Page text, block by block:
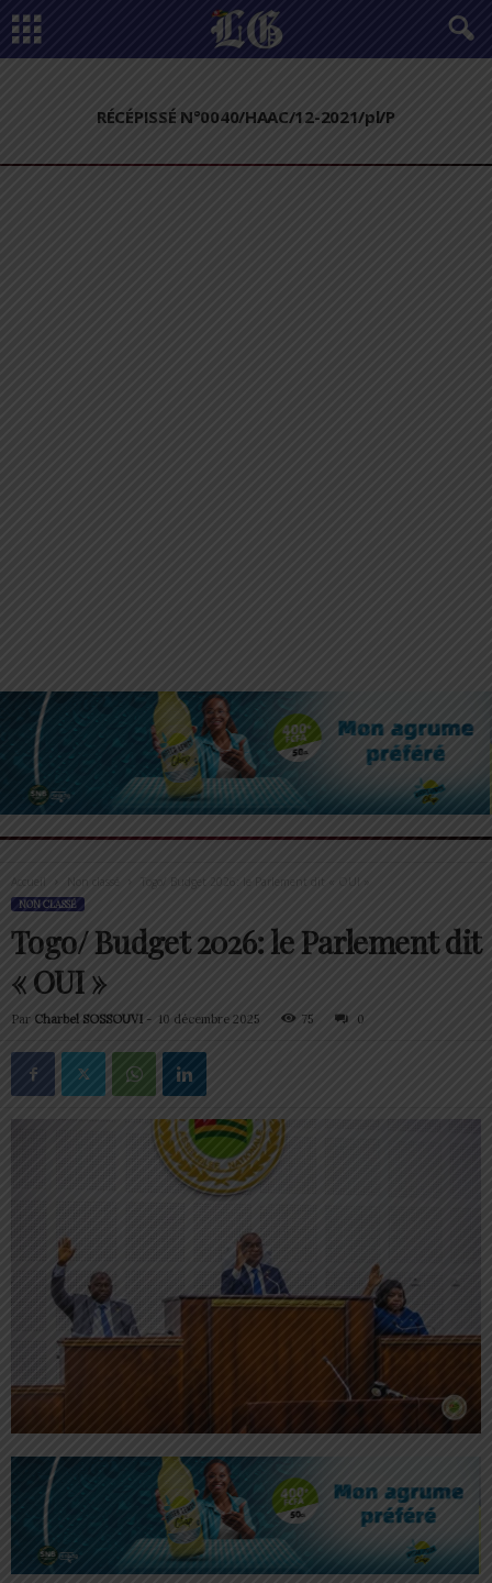
RÉCÉPISSÉ N°0040/HAAC/12-2021/pl/P
Accueil Togo/ Budget 2026: le Parlement dit « OUI »
NON CLASSÉ
Togo/ Budget 2026: le Parlement dit
« OUI »
Par Charbel SOSSOUVI - 10 décembre 2025 75 0